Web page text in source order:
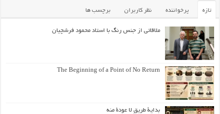
تازه پرخواننده نظر کاربران برچسب ها
ملاقاتی از جنس رنگ با استاد محمود فرشچیان
The Beginning of a Point of No Return
بداية طريقٍ لا عودة منه